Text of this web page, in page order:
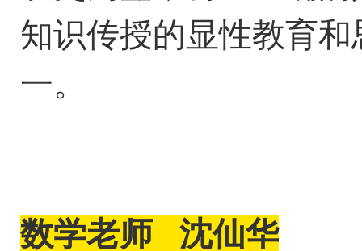
知识传授的显性教育
一。
数学老师 沈仙华